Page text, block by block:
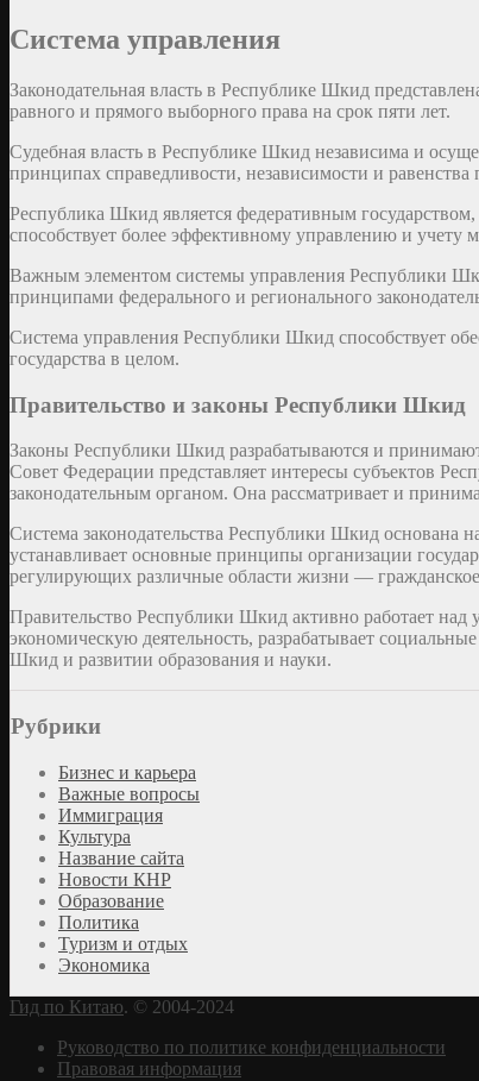
Система управления
Законодательная власть в Республике Шкид
равного и прямого выборного права на срок пяти лет.
Судебная власть в Республике Шкид независима и
принципах справедливости, независимости и равенства
Республика Шкид является федеративным
способствует более эффективному управлению и учету
Важным элементом системы управления Республики
принципами федерального и регионального
Система управления Республики Шкид способствует
государства в целом.
Правительство и законы Республики Шкид
Законы Республики Шкид разрабатываются и
Совет Федерации представляет интересы субъектов
законодательным органом. Она рассматривает и
Система законодательства Республики Шкид основана
устанавливает основные принципы организации
регулирующих различные области жизни —
Правительство Республики Шкид активно работает
экономическую деятельность, разрабатывает
Шкид и развитии образования и науки.
Рубрики
Бизнес и карьера
Важные вопросы
Иммиграция
Культура
Название сайта
Новости КНР
Образование
Политика
Туризм и отдых
Экономика
Гид по Китаю. © 2004-2024
Руководство по политике конфиденциальности
Правовая информация